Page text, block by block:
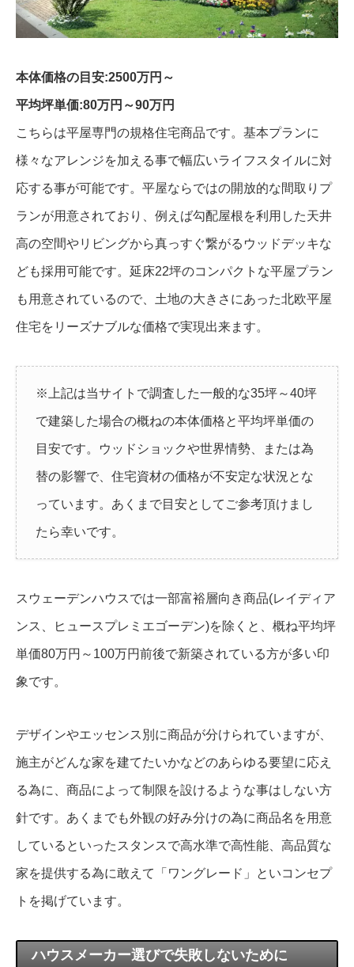
本体価格の目安:2500万円～
平均坪単価:80万円～90万円
こちらは平屋専門の規格住宅商品です。基本プランに
様々なアレンジを加える事で幅広いライフスタイルに対
応する事が可能です。平屋ならではの開放的な間取りプ
ランが用意されており、例えば勾配屋根を利用した天井
高の空間やリビングから真っすぐ繋がるウッドデッキな
ども採用可能です。延床22坪のコンパクトな平屋プラン
も用意されているので、土地の大きさにあった北欧平屋
住宅をリーズナブルな価格で実現出来ます。
※上記は当サイトで調査した一般的な35坪～40坪
で建築した場合の概ねの本体価格と平均坪単価の
目安です。ウッドショックや世界情勢、または為
替の影響で、住宅資材の価格が不安定な状況とな
っています。あくまで目安としてご参考頂けまし
たら幸いです。
スウェーデンハウスでは一部富裕層向き商品(レイディア
ンス、ヒュースプレミエゴーデン)を除くと、概ね平均坪
単価80万円～100万円前後で新築されている方が多い印
象です。
デザインやエッセンス別に商品が分けられていますが、
施主がどんな家を建てたいかなどのあらゆる要望に応え
る為に、商品によって制限を設けるような事はしない方
針です。あくまでも外観の好み分けの為に商品名を用意
しているといったスタンスで高水準で高性能、高品質な
家を提供する為に敢えて「ワングレード」といコンセプ
トを掲げています。
ハウスメーカー選びで失敗しないために